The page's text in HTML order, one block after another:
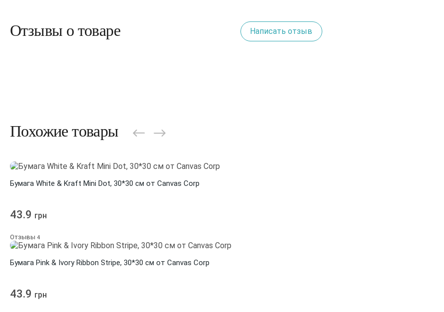
Отзывы о товаре Написать отзыв
Похожие товары
Бумага White & Kraft Mini Dot, 30*30 см от Canvas Corp
43.9 грн
Отзывы 4
Бумага Pink & Ivory Ribbon Stripe, 30*30 см от Canvas Corp
43.9 грн